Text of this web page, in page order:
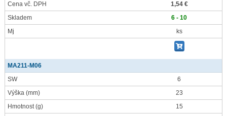
Cena vč. DPH
1,54 €
Skladem
6 - 10
Mj
ks
MA211-M06
SW
6
Výška (mm)
23
Hmotnost(g)
15